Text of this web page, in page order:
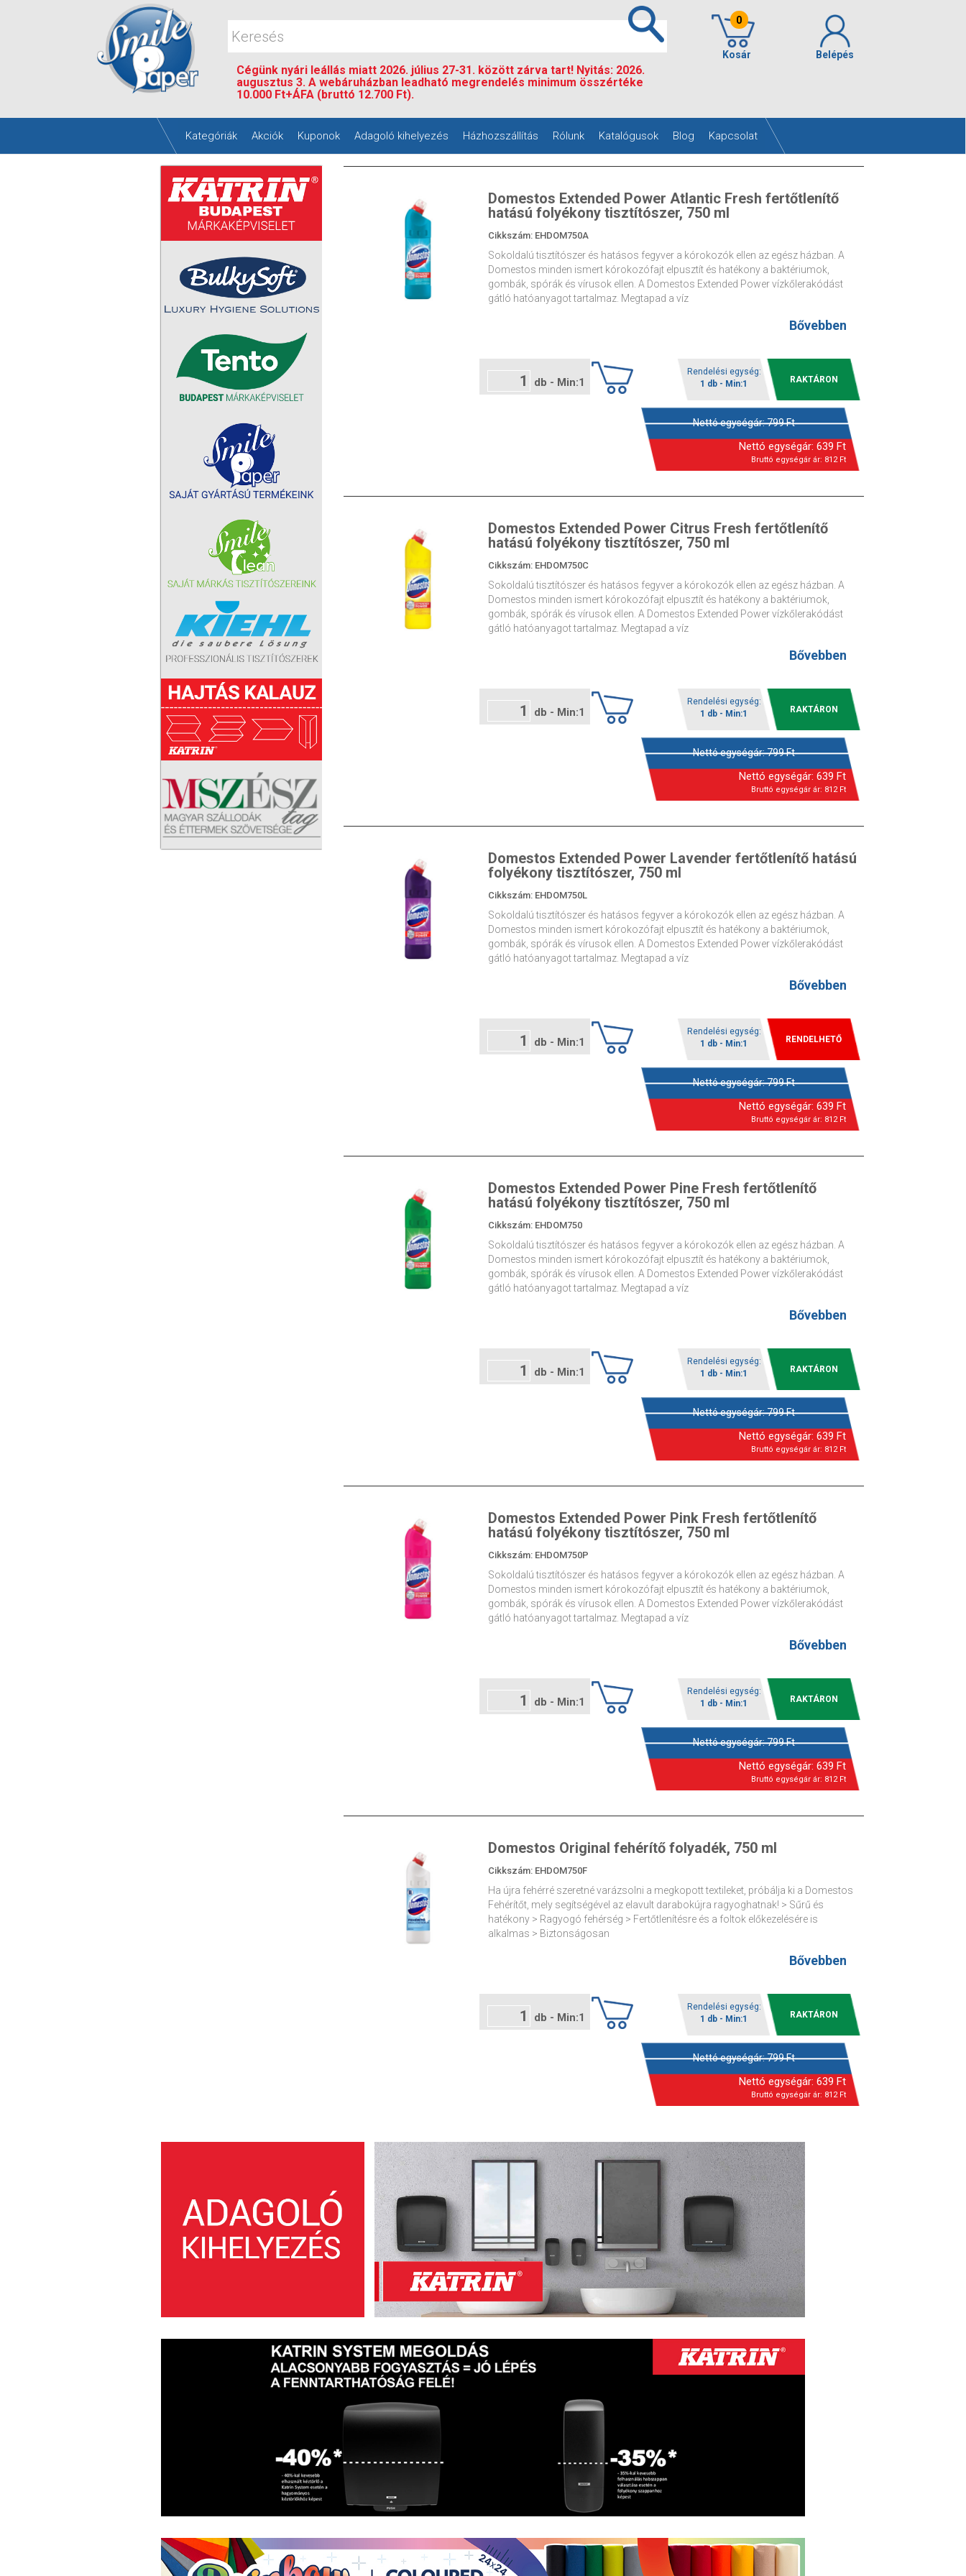
Cégünk nyári leállás miatt 2026. július 27-31. között zárva tart! Nyitás: 2026.
augusztus 3. A webáruházban leadható megrendelés minimum összértéke
10.000 Ft+ÁFA (bruttó 12.700 Ft).
0
Kosár Belépés
Kategóriák Akciók Kuponok Adagoló kihelyezés Házhozszállítás Rólunk Katalógusok Blog Kapcsolat
Domestos Extended Power Atlantic Fresh fertőtlenítő
hatású folyékony tisztítószer, 750 ml
Cikkszám: EHDOM750A
Sokoldalú tisztítószer és hatásos fegyver a kórokozók ellen az egész házban. A
Domestos minden ismert kórokozófajt elpusztít és hatékony a baktériumok,
gombák, spórák és vírusok ellen. A Domestos Extended Power vízkőlerakódást
gátló hatóanyagot tartalmaz. Megtapad a víz
Bővebben
db - Min:1
Rendelési egység:
1 db - Min:1
RAKTÁRON
Nettó egységár:799Ft
Nettó egységár: 639 Ft
Bruttó egységár ár: 812 Ft
Domestos Extended Power Citrus Fresh fertőtlenítő
hatású folyékony tisztítószer, 750 ml
Cikkszám: EHDOM750C
Sokoldalú tisztítószer és hatásos fegyver a kórokozók ellen az egész házban. A
Domestos minden ismert kórokozófajt elpusztít és hatékony a baktériumok,
gombák, spórák és vírusok ellen. A Domestos Extended Power vízkőlerakódást
gátló hatóanyagot tartalmaz. Megtapad a víz
Bővebben
db - Min:1
Rendelési egység:
1 db - Min:1
RAKTÁRON
Nettó egységár:799Ft
Nettó egységár: 639 Ft
Bruttó egységár ár: 812 Ft
Domestos Extended Power Lavender fertőtlenítő hatású
folyékony tisztítószer, 750 ml
Cikkszám: EHDOM750L
Sokoldalú tisztítószer és hatásos fegyver a kórokozók ellen az egész házban. A
Domestos minden ismert kórokozófajt elpusztít és hatékony a baktériumok,
gombák, spórák és vírusok ellen. A Domestos Extended Power vízkőlerakódást
gátló hatóanyagot tartalmaz. Megtapad a víz
Bővebben
db - Min:1
Rendelési egység:
1 db - Min:1
RENDELHETŐ
Nettó egységár:799Ft
Nettó egységár: 639 Ft
Bruttó egységár ár: 812 Ft
Domestos Extended Power Pine Fresh fertőtlenítő
hatású folyékony tisztítószer, 750 ml
Cikkszám: EHDOM750
Sokoldalú tisztítószer és hatásos fegyver a kórokozók ellen az egész házban. A
Domestos minden ismert kórokozófajt elpusztít és hatékony a baktériumok,
gombák, spórák és vírusok ellen. A Domestos Extended Power vízkőlerakódást
gátló hatóanyagot tartalmaz. Megtapad a víz
Bővebben
db - Min:1
Rendelési egység:
1 db - Min:1
RAKTÁRON
Nettó egységár:799Ft
Nettó egységár: 639 Ft
Bruttó egységár ár: 812 Ft
Domestos Extended Power Pink Fresh fertőtlenítő
hatású folyékony tisztítószer, 750 ml
Cikkszám: EHDOM750P
Sokoldalú tisztítószer és hatásos fegyver a kórokozók ellen az egész házban. A
Domestos minden ismert kórokozófajt elpusztít és hatékony a baktériumok,
gombák, spórák és vírusok ellen. A Domestos Extended Power vízkőlerakódást
gátló hatóanyagot tartalmaz. Megtapad a víz
Bővebben
db - Min:1
Rendelési egység:
1 db - Min:1
RAKTÁRON
Nettó egységár:799Ft
Nettó egységár: 639 Ft
Bruttó egységár ár: 812 Ft
Domestos Original fehérítő folyadék, 750 ml
Cikkszám: EHDOM750F
Ha újra fehérré szeretné varázsolni a megkopott textileket, próbálja ki a Domestos
Fehérítőt, mely segítségével az elavult darabokújra ragyoghatnak! > Sűrű és
hatékony > Ragyogó fehérség > Fertőtlenítésre és a foltok előkezelésére is
alkalmas > Biztonságosan
Bővebben
db - Min:1
Rendelési egység:
1 db - Min:1
RAKTÁRON
Nettó egységár:799Ft
Nettó egységár: 639 Ft
Bruttó egységár ár: 812 Ft